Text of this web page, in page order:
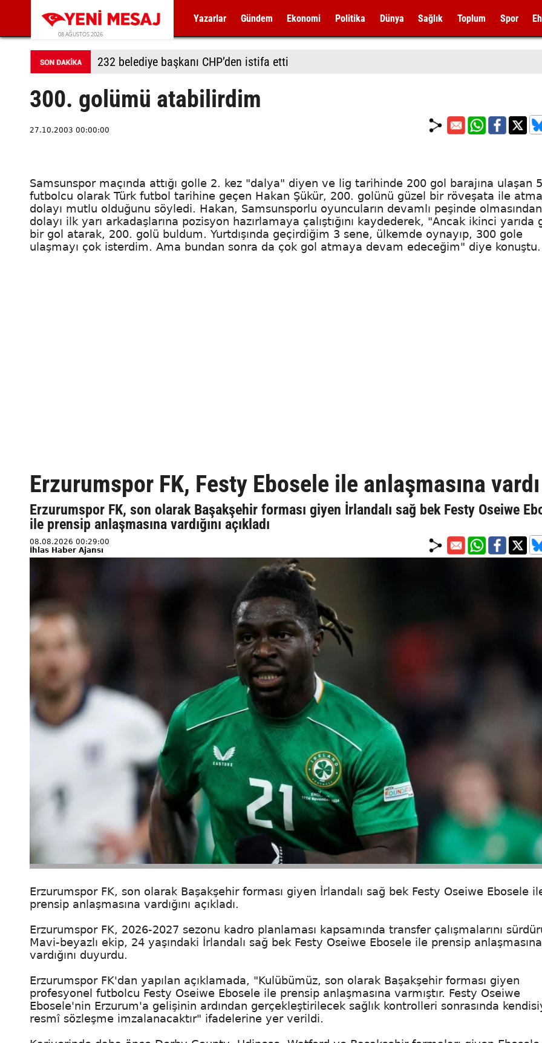
08 AĞUSTOS 2026
Yazarlar Gündem Ekonomi Politika Dünya Sağlık Toplum Spor
232 belediye başkanı CHP’den istifa etti
300. golümü atabilirdim
27.10.2003 00:00:00
Samsunspor maçında attığı golle 2. kez "dalya" diyen ve lig tarihinde 200 gol barajına ulaşan
futbolcu olarak Türk futbol tarihine geçen Hakan Şükür, 200. golünü güzel bir röveşata ile
dolayı mutlu olduğunu söyledi. Hakan, Samsunsporlu oyuncuların devamlı peşinde olmasından
dolayı ilk yarı arkadaşlarına pozisyon hazırlamaya çalıştığını kaydederek, "Ancak ikinci yarıda
bir gol atarak, 200. golü buldum. Yurtdışında geçirdiğim 3 sene, ülkemde oynayıp, 300 gole
ulaşmayı çok isterdim. Ama bundan sonra da çok gol atmaya devam edeceğim" diye konuştu.
Erzurumspor FK, Festy Ebosele ile anlaşmasına vardı
Erzurumspor FK, son olarak Başakşehir forması giyen İrlandalı sağ bek Festy Oseiwe
ile prensip anlaşmasına vardığını açıkladı
08.08.2026 00:29:00
İhlas Haber Ajansı
Erzurumspor FK, son olarak Başakşehir forması giyen İrlandalı sağ bek Festy Oseiwe Ebosele
prensip anlaşmasına vardığını açıkladı.
Erzurumspor FK, 2026-2027 sezonu kadro planlaması kapsamında transfer çalışmalarını
Mavi-beyazlı ekip, 24 yaşındaki İrlandalı sağ bek Festy Oseiwe Ebosele ile prensip anlaşmasına
vardığını duyurdu.
Erzurumspor FK'dan yapılan açıklamada, "Kulübümüz, son olarak Başakşehir forması giyen
profesyonel futbolcu Festy Oseiwe Ebosele ile prensip anlaşmasına varmıştır. Festy Oseiwe
Ebosele'nin Erzurum'a gelişinin ardından gerçekleştirilecek sağlık kontrolleri sonrasında
resmî sözleşme imzalanacaktır" ifadelerine yer verildi.